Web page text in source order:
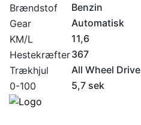
Brændstof
Benzin
Gear
Automatisk
KM/L
11,6
Hestekræfter367
Trækhjul
All Wheel Drive
0-100
5,7 sek